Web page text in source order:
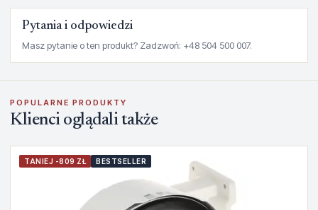
Pytania i odpowiedzi
Masz pytanie o ten produkt? Zadzwoń: +48 504 500 007.
POPULARNE PRODUKTY
Klienci oglądali także
TANIEJ -809 ZŁ BESTSELLER